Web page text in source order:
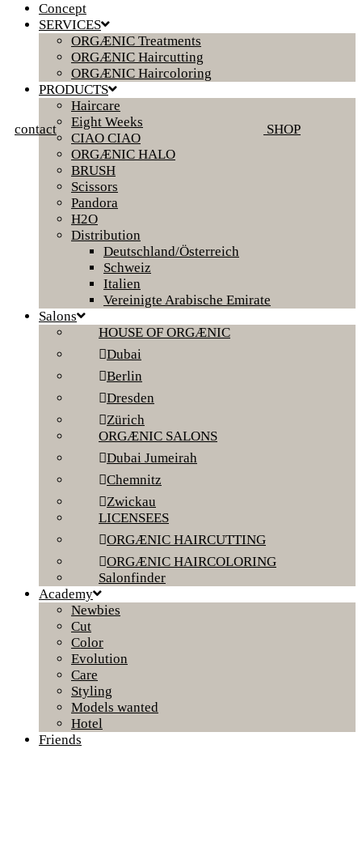
contact SHOP
Concept
SERVICES
ORGÆNIC Treatments
ORGÆNIC Haircutting
ORGÆNIC Haircoloring
PRODUCTS
Haircare
Eight Weeks
CIAO CIAO
ORGÆNIC HALO
BRUSH
Scissors
Pandora
H2O
Distribution
Deutschland/Österreich
Schweiz
Italien
Vereinigte Arabische Emirate
Salons
HOUSE OF ORGÆNIC
Dubai
Berlin
Dresden
Zürich
ORGÆNIC SALONS
Dubai Jumeirah
Chemnitz
Zwickau
LICENSEES
ORGÆNIC HAIRCUTTING
ORGÆNIC HAIRCOLORING
Salonfinder
Academy
Newbies
Cut
Color
Evolution
Care
Styling
Models wanted
Hotel
Friends